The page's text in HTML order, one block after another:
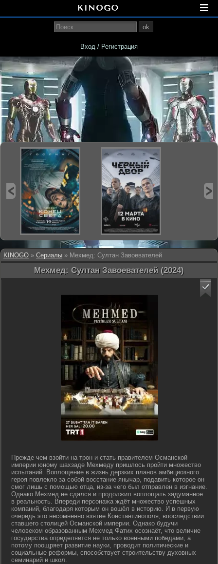
KINOGO » Сериалы » Мехмед: Султан Завоевателей
Мехмед: Султан Завоевателей (2024)
Прежде чем взойти на трон и стать правителем Османской
империи юному шахзаде Мехмеду пришлось пройти множество
испытаний. Воплощение в жизнь дерзких планов амбициозного
героя повлекло за собой восстание янычар, подавить которое он
смог лишь с помощью отца, из-за чего был отправлен в изгнание.
Однако Мехмед не сдался и продолжил воплощать задуманное
в реальность. Впереди персонажа ждёт множество успешных
компаний, благодаря которым он вошёл в историю. И в первую
очередь это несомненно взятие Константинополя, впоследствии
ставшего столицей Османской империи. Однако будучи
человеком образованным Мехмед Фатих осознаёт, что величие
государства определяется не только военными победами, а
потому поощряет развитие науки, проводит политические и
социальные реформы, способствует строительству духовных
семинарий и школ.
ok
Вход / Регистрация